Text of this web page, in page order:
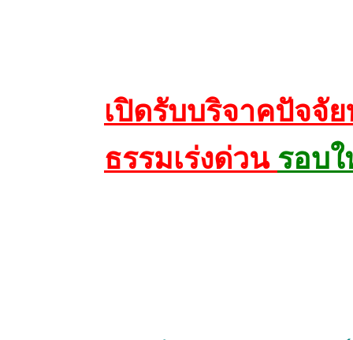
เปิดรับบริจาคปัจ
ธรรมเร่งด่วน รอบ